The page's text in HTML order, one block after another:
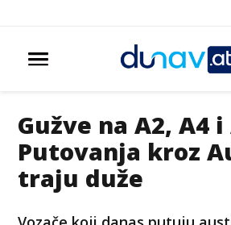
Gužve na A2, A4 i
Putovanja kroz
traju duže